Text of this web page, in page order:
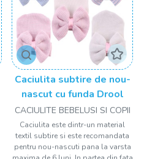
Caciulita subtire de nou-
nascut cu funda Drool
CACIULITE BEBELUSI SI COPII
Caciulita este dintr-un material
textil subtire si este recomandata
pentru nou-nascuti pana la varsta